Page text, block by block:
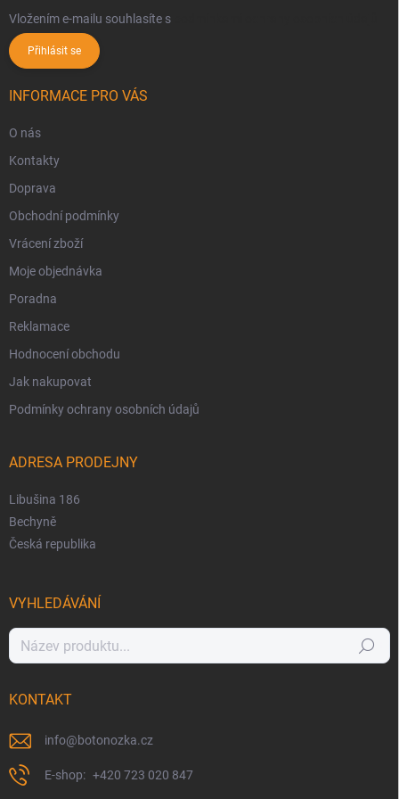
Vložením e-mailu souhlasíte s
Přihlásit se
INFORMACE PRO VÁS
O nás
Kontakty
Doprava
Obchodní podmínky
Vrácení zboží
Moje objednávka
Poradna
Reklamace
Hodnocení obchodu
Jak nakupovat
Podmínky ochrany osobních údajů
ADRESA PRODEJNY
Libušina 186
Bechyně
Česká republika
VYHLEDÁVÁNÍ
Hledat
KONTAKT
info@botonozka.cz
+420 723 020 847